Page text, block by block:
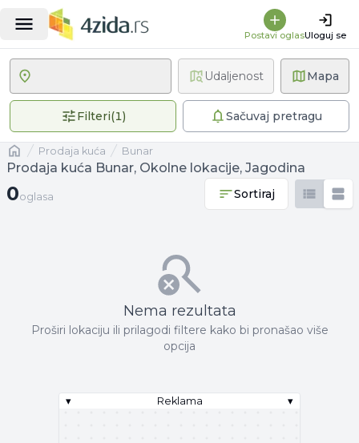
Postavi oglasUloguj se
Mapa
Filteri(1)1 primenjen filterSačuvaj pretragu
Udaljenost
Naslovnaprodaja kuća Bunar
Prodaja kuća Bunar, Okolne lokacije, Jagodina
0 oglasa
0oglasa Sortiraj
Nema rezultata
Proširi lokaciju ili prilagodi filtere kako bi pronašao više
opcija
▾ Reklama ▾